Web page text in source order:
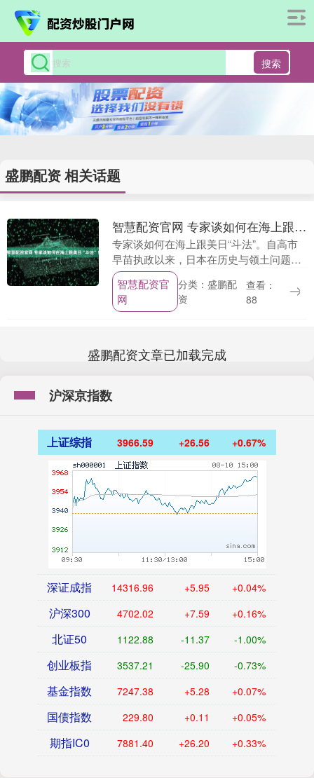
搜索
盛鹏配资 相关话题
智慧配资官网 专家谈如何在海上跟美日“斗法”！
专家谈如何在海上跟美日“斗法”。自高市
早苗执政以来，日本在历史与领土问题上
不断制造事端、兴风作浪：高市屡屡发表
罔顾事实、错误至极的言论；加速在琉球
群岛部署具有进....
智慧配资官
网
分类：盛鹏配
资
查看：
88
盛鹏配资文章已加载完成
沪深京指数
上证综指 3966.59 +26.56 +0.67%
深证成指 14316.96 +5.95 +0.04%
沪深300 4702.02 +7.59 +0.16%
北证50 1122.88 -11.37 -1.00%
创业板指 3537.21 -25.90 -0.73%
基金指数 7247.38 +5.28 +0.07%
国债指数 229.80 +0.11 +0.05%
期指IC0 7881.40 +26.20 +0.33%